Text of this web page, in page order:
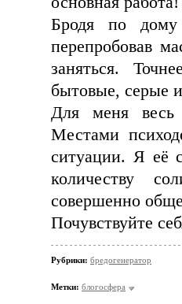
Бродя по дому
перепробовав
заняться.
бытовые, серые
Для меня весь
Местами
ситуации. Я её
количеству
совершенно
Почувствуйте
Рубрики: бредогенератор
Метки: блогосфера